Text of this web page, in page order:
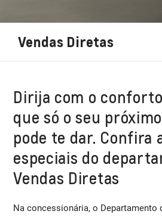
Vendas Diretas
Dirija com o
que só o seu
pode te dar. Confira
especiais do
Vendas Diretas
Na concessionária, o Departamento